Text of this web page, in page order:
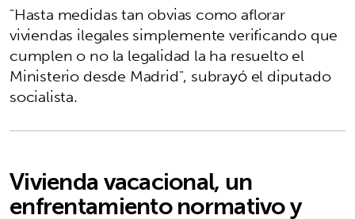
"Hasta medidas tan obvias como aflorar
viviendas ilegales simplemente verificando que
cumplen o no la legalidad la ha resuelto el
Ministerio desde Madrid", subrayó el diputado
socialista.
Vivienda vacacional, un
enfrentamiento normativo y